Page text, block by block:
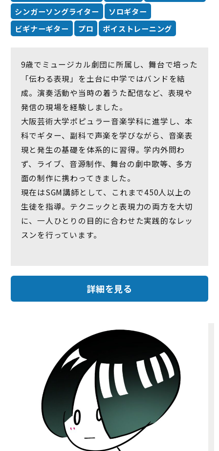
シンガーソングライター
ソロギター
ビギナーギター
プロ ボイストレーニング
9歳でミュージカル劇団に所属し、舞台で培った
「伝わる表現」を土台に中学ではバンドを結
成。演奏活動や当時の着うた配信など、表現や
発信の現場を経験しました。
大阪芸術大学ポピュラー音楽学科に進学し、本
科でギター、副科で声楽を学びながら、音楽表
現と発生の基礎を体系的に習得。学内外問わ
ず、ライブ、音源制作、舞台の劇中歌等、多方
面の制作に携わってきました。
現在はSGM講師として、これまで450人以上の
生徒を指導。テクニックと表現力の両方を大切
に、一人ひとりの目的に合わせた実践的なレッ
スンを行っています。
詳細を見る